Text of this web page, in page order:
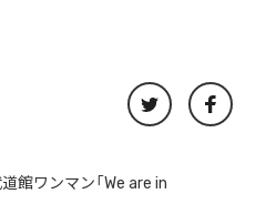
館ワンマン「We are in